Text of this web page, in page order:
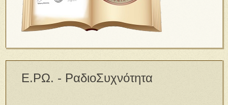
Ε.ΡΩ. - ΡαδιοΣυχνότητα